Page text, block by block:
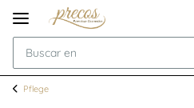
Pflege